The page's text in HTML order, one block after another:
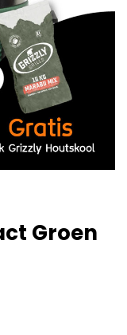
Groen